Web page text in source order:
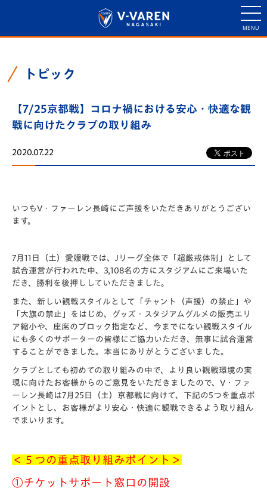
トピック
【7/25京都戦】コロナ禍における安心・快適な観
戦に向けたクラブの取り組み
2020.07.22
いつもV・ファーレン長崎にご声援をいただきありがとうござい
ます。
7月11日（土）愛媛戦では、Jリーグ全体で「超厳戒体制」として
試合運営が行われた中、3,108名の方にスタジアムにご来場いた
だき、勝利を後押ししていただきました。
また、新しい観戦スタイルとして「チャント（声援）の禁止」や
「大旗の禁止」をはじめ、グッズ・スタジアムグルメの販売エリ
ア縮小や、座席のブロック指定など、今までにない観戦スタイル
にも多くのサポーターの皆様にご協力いただき、無事に試合運営
することができました。本当にありがとうございました。
クラブとしても初めての取り組みの中で、より良い観戦環境の実
現に向けたお客様からのご意見をいただきましたので、V・ファ
ーレン長崎は7月25日（土）京都戦に向けて、下記の5つを重点ポ
イントとし、お客様がより安心・快適に観戦できるよう取り組ん
でまいります。
＜５つの重点取り組みポイント＞
①チケットサポート窓口の開設